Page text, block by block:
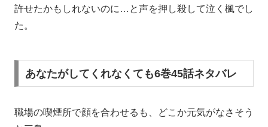
許せたかもしれないのに…と声を押し殺して泣く楓でし
た。
あなたがしてくれなくても6巻45話ネタバレ
職場の喫煙所で顔を合わせるも、どこか元気がなさそう